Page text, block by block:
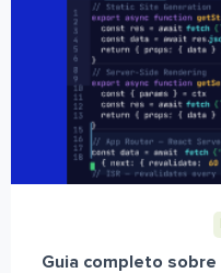
Guia completo